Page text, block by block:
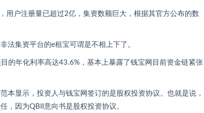
用户注册量已超过2亿，集资数额巨大，根据其官方公布的数
法集资平台的e租宝可谓是不相上下了。
的年化利率高达43.6%，基本上暴露了钱宝网目前资金链紧张
本显示，投资人与钱宝网签订的是股权投资协议。也就是说，
，因为QBII意向书是股权投资协议。